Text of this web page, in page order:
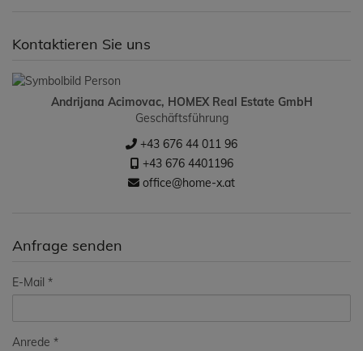
Kontaktieren Sie uns
Andrijana Acimovac, HOMEX Real Estate GmbH
Geschäftsführung
+43 676 44 011 96
+43 676 4401196
office@home-x.at
Anfrage senden
E-Mail
Anrede